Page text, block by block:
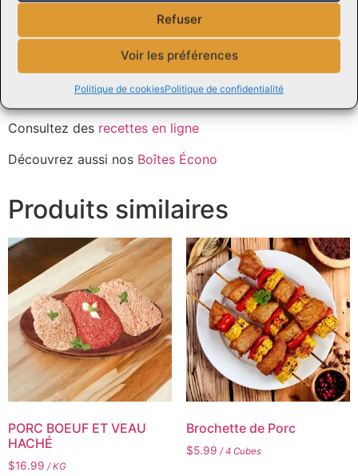
Refuser
Voir les préférences
Politique de cookiesPolitique de confidentialité
qui vous feront fondre de plaisir à chaque dégustation.
N’hésitez pas à nous contacter pour toute question ou
demande, notre équipe d’experts de Viandes Perreault
sera ravie de vous assister et de vous donner des
Consultez des recettes en ligne
Découvrez aussi nos Boîtes Écono
Produits similaires
PORC BOEUF ET VEAU
HACHÉ
$16.99 / KG
Brochette de Porc
$5.99 / 4 Cubes